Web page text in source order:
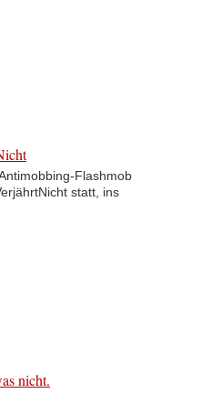
Flashmob
statt, ins
nicht.